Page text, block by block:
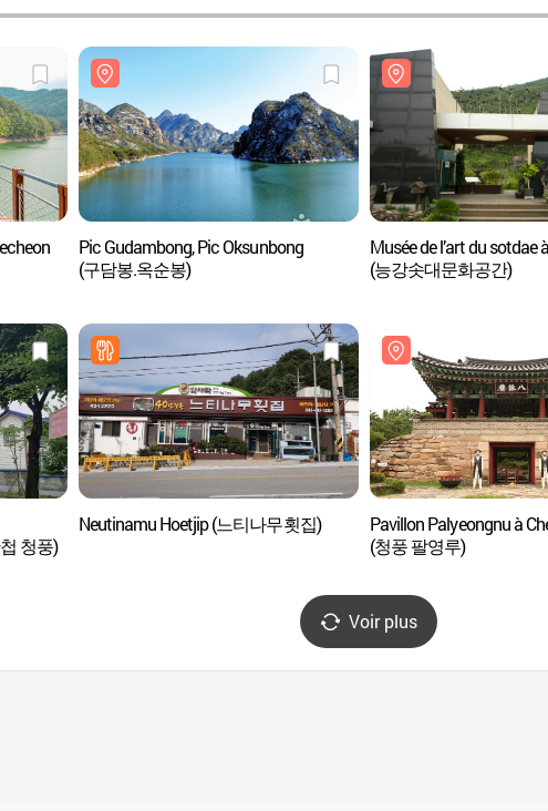
Pic Gudambong, Pic Oksunbong
(구담봉.옥순봉)
Musée de l’art du sotdae
(능강솟대문화공간)
청풍)
Neutinamu Hoetjip (느티나무횟집)
Pavillon Palyeongnu à
(청풍 팔영루)
Voir plus